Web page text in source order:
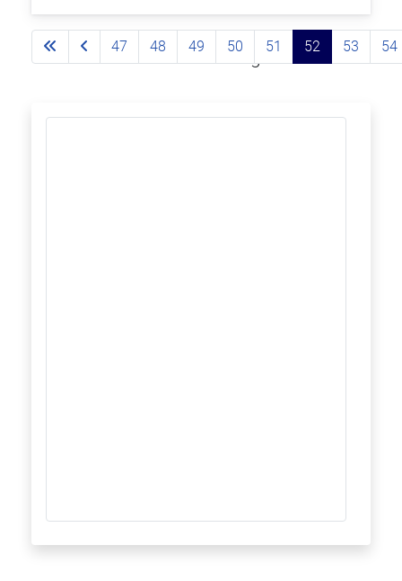
Página 52 de 93
47 48 49 50 51 52 53 54